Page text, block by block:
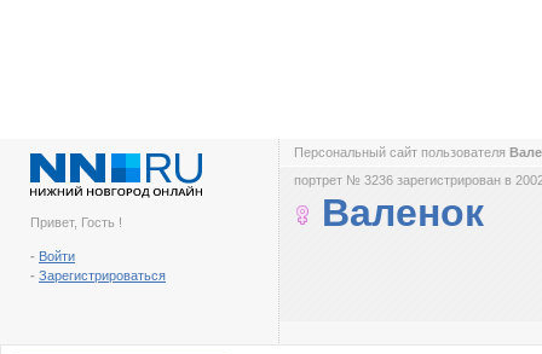
Привет, Гость !
- Войти
- Зарегистрироваться
Персональный сайт пользователя
портрет № 3236 зарегистрирован в
Валенок